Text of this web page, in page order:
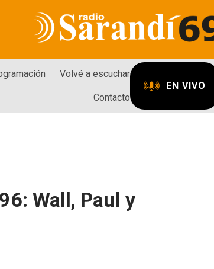
Volvé a escuchar
Contacto
EN VIVO
Wall, Paul y